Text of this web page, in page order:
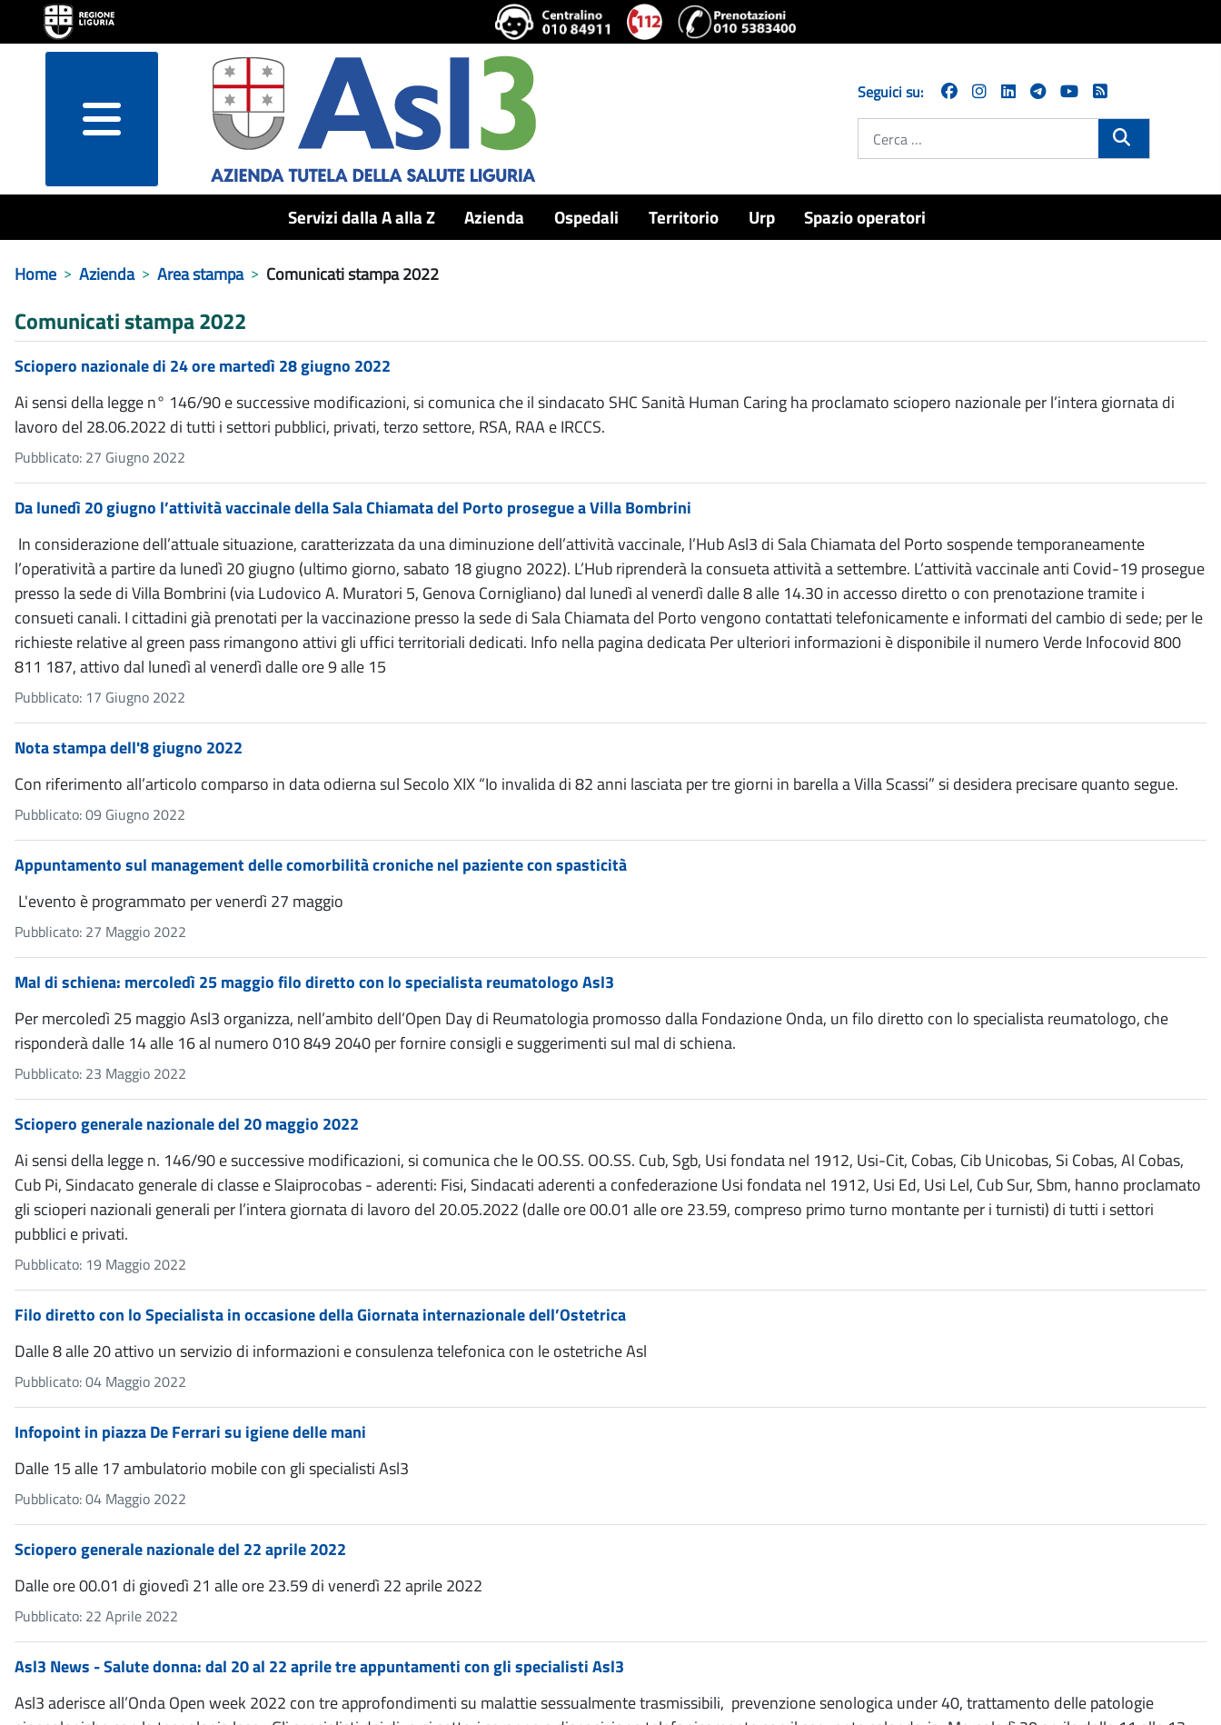
menu
Seguici su:
Cerca
Servizi dalla A alla Z Azienda Ospedali Territorio Urp Spazio operatori
Home Azienda Area stampa Comunicati stampa 2022
Comunicati stampa 2022
Sciopero nazionale di 24 ore martedì 28 giugno 2022
Ai sensi della legge n° 146/90 e successive modificazioni, si comunica che il sindacato SHC Sanità Human Caring ha proclamato sciopero nazionale per l’intera giornata di
lavoro del 28.06.2022 di tutti i settori pubblici, privati, terzo settore, RSA, RAA e IRCCS.
Pubblicato: 27 Giugno 2022
Da lunedì 20 giugno l’attività vaccinale della Sala Chiamata del Porto prosegue a Villa Bombrini
In considerazione dell’attuale situazione, caratterizzata da una diminuzione dell’attività vaccinale, l’Hub Asl3 di Sala Chiamata del Porto sospende temporaneamente
l’operatività a partire da lunedì 20 giugno (ultimo giorno, sabato 18 giugno 2022). L’Hub riprenderà la consueta attività a settembre. L’attività vaccinale anti Covid-19 prosegue
presso la sede di Villa Bombrini (via Ludovico A. Muratori 5, Genova Cornigliano) dal lunedì al venerdì dalle 8 alle 14.30 in accesso diretto o con prenotazione tramite i
consueti canali. I cittadini già prenotati per la vaccinazione presso la sede di Sala Chiamata del Porto vengono contattati telefonicamente e informati del cambio di sede; per le
richieste relative al green pass rimangono attivi gli uffici territoriali dedicati. Info nella pagina dedicata Per ulteriori informazioni è disponibile il numero Verde Infocovid 800
811 187, attivo dal lunedì al venerdì dalle ore 9 alle 15
Pubblicato: 17 Giugno 2022
Nota stampa dell'8 giugno 2022
Con riferimento all’articolo comparso in data odierna sul Secolo XIX “Io invalida di 82 anni lasciata per tre giorni in barella a Villa Scassi” si desidera precisare quanto segue.
Pubblicato: 09 Giugno 2022
Appuntamento sul management delle comorbilità croniche nel paziente con spasticità
L'evento è programmato per venerdì 27 maggio
Pubblicato: 27 Maggio 2022
Mal di schiena: mercoledì 25 maggio filo diretto con lo specialista reumatologo Asl3
Per mercoledì 25 maggio Asl3 organizza, nell’ambito dell’Open Day di Reumatologia promosso dalla Fondazione Onda, un filo diretto con lo specialista reumatologo, che
risponderà dalle 14 alle 16 al numero 010 849 2040 per fornire consigli e suggerimenti sul mal di schiena.
Pubblicato: 23 Maggio 2022
Sciopero generale nazionale del 20 maggio 2022
Ai sensi della legge n. 146/90 e successive modificazioni, si comunica che le OO.SS. OO.SS. Cub, Sgb, Usi fondata nel 1912, Usi-Cit, Cobas, Cib Unicobas, Si Cobas, Al Cobas,
Cub Pi, Sindacato generale di classe e Slaiprocobas - aderenti: Fisi, Sindacati aderenti a confederazione Usi fondata nel 1912, Usi Ed, Usi Lel, Cub Sur, Sbm, hanno proclamato
gli scioperi nazionali generali per l’intera giornata di lavoro del 20.05.2022 (dalle ore 00.01 alle ore 23.59, compreso primo turno montante per i turnisti) di tutti i settori
pubblici e privati.
Pubblicato: 19 Maggio 2022
Filo diretto con lo Specialista in occasione della Giornata internazionale dell’Ostetrica
Dalle 8 alle 20 attivo un servizio di informazioni e consulenza telefonica con le ostetriche Asl
Pubblicato: 04 Maggio 2022
Infopoint in piazza De Ferrari su igiene delle mani
Dalle 15 alle 17 ambulatorio mobile con gli specialisti Asl3
Pubblicato: 04 Maggio 2022
Sciopero generale nazionale del 22 aprile 2022
Dalle ore 00.01 di giovedì 21 alle ore 23.59 di venerdì 22 aprile 2022
Pubblicato: 22 Aprile 2022
Asl3 News - Salute donna: dal 20 al 22 aprile tre appuntamenti con gli specialisti Asl3
Asl3 aderisce all’Onda Open week 2022 con tre approfondimenti su malattie sessualmente trasmissibili, prevenzione senologica under 40, trattamento delle patologie